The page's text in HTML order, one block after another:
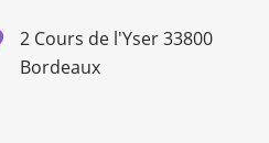
2 Cours de l'Yser 33800
Bordeaux